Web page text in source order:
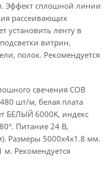
Эффект сплошной линии
рассеивающих
установить ленту в
витрин,
полок. Рекомендуется
свечения COB
шт/м, белая плата
БЕЛЫЙ 6000K, индекс
Питание 24 В,
Размеры 5000х4х1.8 мм.
Рекомендуется